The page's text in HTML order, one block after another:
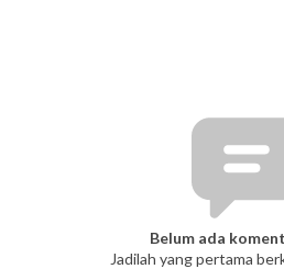
Belum ada
Jadilah yang pertama